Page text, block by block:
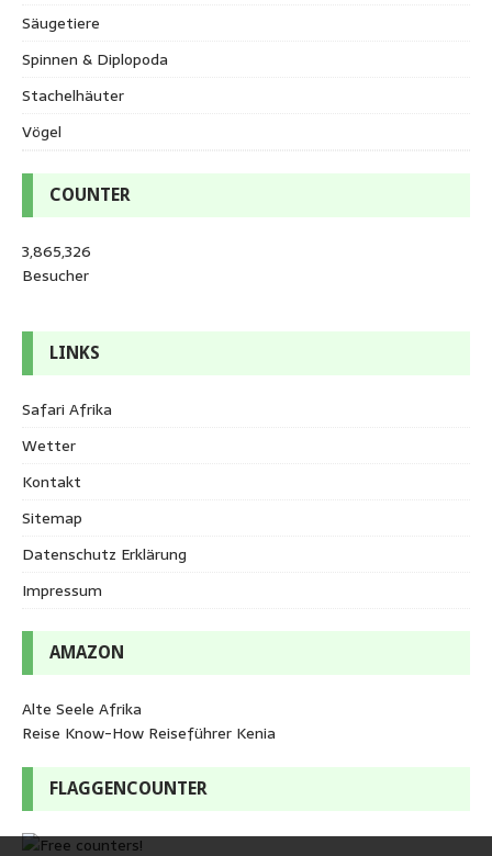
Säugetiere
Spinnen & Diplopoda
Stachelhäuter
Vögel
COUNTER
3,865,326
Besucher
LINKS
Safari Afrika
Wetter
Kontakt
Sitemap
Datenschutz Erklärung
Impressum
AMAZON
Alte Seele Afrika
Reise Know-How Reiseführer Kenia
FLAGGENCOUNTER